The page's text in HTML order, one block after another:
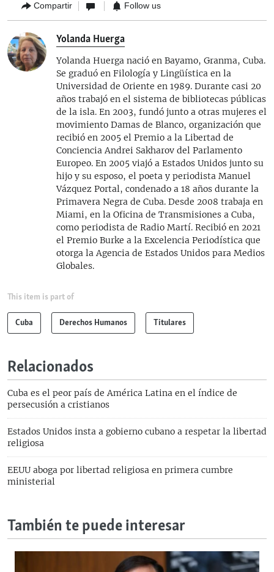
Compartir Follow us
Yolanda Huerga
Yolanda Huerga nació en Bayamo, Granma, Cuba.
Se graduó en Filología y Lingüística en la
Universidad de Oriente en 1989. Durante casi 20
años trabajó en el sistema de bibliotecas públicas
de la isla. En 2003, fundó junto a otras mujeres el
movimiento Damas de Blanco, organización que
recibió en 2005 el Premio a la Libertad de
Conciencia Andrei Sakharov del Parlamento
Europeo. En 2005 viajó a Estados Unidos junto su
hijo y su esposo, el poeta y periodista Manuel
Vázquez Portal, condenado a 18 años durante la
Primavera Negra de Cuba. Desde 2008 trabaja en
Miami, en la Oficina de Transmisiones a Cuba,
como periodista de Radio Martí. Recibió en 2021
el Premio Burke a la Excelencia Periodística que
otorga la Agencia de Estados Unidos para Medios
Globales.
This item is part of
Cuba Derechos Humanos Titulares
Relacionados
Cuba es el peor país de América Latina en el índice de
persecusión a cristianos
Estados Unidos insta a gobierno cubano a respetar la libertad
religiosa
EEUU aboga por libertad religiosa en primera cumbre
ministerial
También te puede interesar